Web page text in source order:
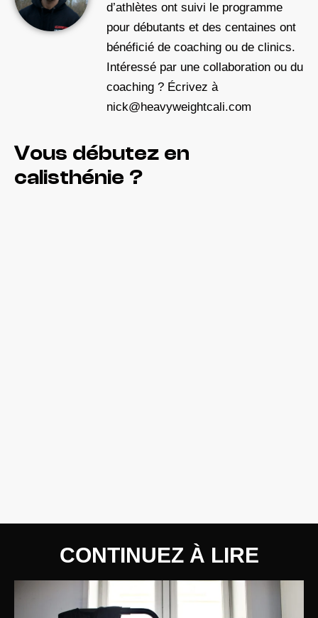
d’athlètes ont suivi le programme
pour débutants et des centaines ont
bénéficié de coaching ou de clinics.
Intéressé par une collaboration ou du
coaching ? Écrivez à
nick@heavyweightcali.com
Vous débutez en
calisthénie ?
CONTINUEZ À LIRE